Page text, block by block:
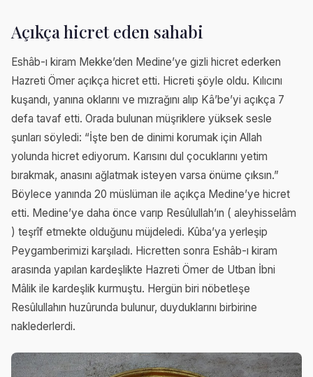
Açıkça hicret eden sahabi
Eshâb-ı kiram Mekke’den Medine’ye gizli hicret ederken
Hazreti Ömer açıkça hicret etti. Hicreti şöyle oldu. Kılıcını
kuşandı, yanına oklarını ve mızrağını alıp Kâ’be’yi açıkça 7
defa tavaf etti. Orada bulunan müşriklere yüksek sesle
şunları söyledi: “İşte ben de dinimi korumak için Allah
yolunda hicret ediyorum. Karısını dul çocuklarını yetim
bırakmak, anasını ağlatmak isteyen varsa önüme çıksın.”
Böylece yanında 20 müslüman ile açıkça Medine’ye hicret
etti. Medine’ye daha önce varıp Resûlullah’ın ( aleyhisselâm
) teşrîf etmekte olduğunu müjdeledi. Kûba’ya yerleşip
Peygamberimizi karşıladı. Hicretten sonra Eshâb-ı kiram
arasında yapılan kardeşlikte Hazreti Ömer de Utban İbni
Mâlik ile kardeşlik kurmuştu. Hergün biri nöbetleşe
Resûlullahın huzûrunda bulunur, duyduklarını birbirine
naklederlerdi.